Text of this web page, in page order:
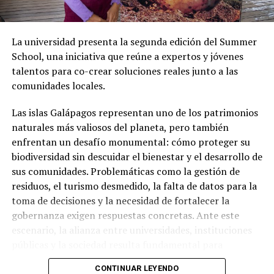
alcaldes mejor valorado en nuestra población, la gente
acepte ir a la Prefectura de Manabí, porque se une al
candidato del oficialismo, vamos, el pueblo chonense
tiene clarísimo el por qué de la decisión de Leonardo
Rodríguez”, subrayó.
La universidad presenta la segunda edición del Summer
School, una iniciativa que reúne a expertos y jóvenes
talentos para co-crear soluciones reales junto a las
comunidades locales.
Las islas Galápagos representan uno de los patrimonios
naturales más valiosos del planeta, pero también
enfrentan un desafío monumental: cómo proteger su
biodiversidad sin descuidar el bienestar y el desarrollo de
sus comunidades. Problemáticas como la gestión de
residuos, el turismo desmedido, la falta de datos para la
toma de decisiones y la necesidad de fortalecer la
gobernanza exigen respuestas concretas. Ante este
escenario, la alianza entre universidades, instituciones
construir soluciones sostenibles y de largo plazo.
CONTINUAR LEYENDO